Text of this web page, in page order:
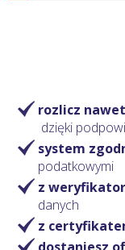
rozlicz
dzięki
system
podatkowymi
z
danych
z